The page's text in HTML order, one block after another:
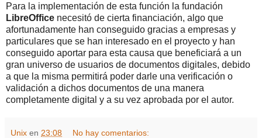
Para la implementación de esta función la fundación
LibreOffice necesitó de cierta financiación, algo que
afortunadamente han conseguido gracias a empresas y
particulares que se han interesado en el proyecto y han
conseguido aportar para esta causa que beneficiará a un
gran universo de usuarios de documentos digitales, debido
a que la misma permitirá poder darle una verificación o
validación a dichos documentos de una manera
completamente digital y a su vez aprobada por el autor.
Unix en 23:08 No hay comentarios: